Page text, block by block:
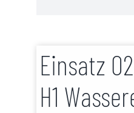
Einsatz
H1